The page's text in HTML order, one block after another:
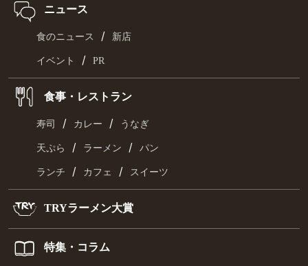
ニュース
食のニュース / 新店
イベント / PR
食事・レストラン
寿司 / カレー / うなぎ
天ぷら / ラーメン / パン
ランチ / カフェ / スイーツ
TRYラーメン大賞
特集・コラム